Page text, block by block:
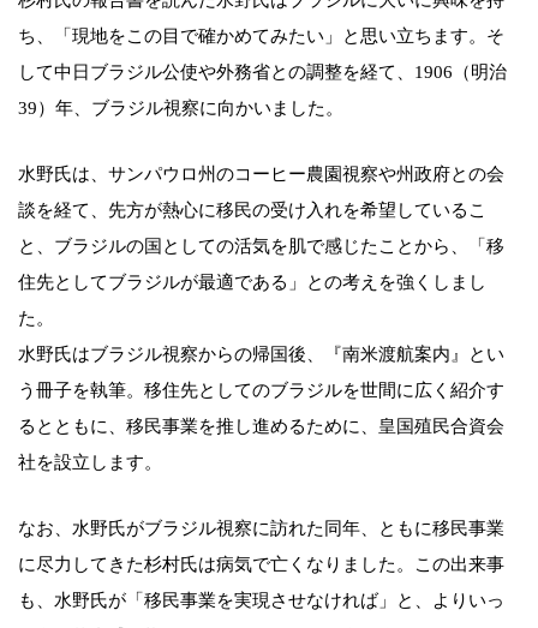
ち、「現地をこの目で確かめてみたい」と思い立ちます。そ
して中日ブラジル公使や外務省との調整を経て、1906（明治
39）年、ブラジル視察に向かいました。
水野氏は、サンパウロ州のコーヒー農園視察や州政府との会
談を経て、先方が熱心に移民の受け入れを希望しているこ
と、ブラジルの国としての活気を肌で感じたことから、「移
住先としてブラジルが最適である」との考えを強くしまし
た。
水野氏はブラジル視察からの帰国後、『南米渡航案内』とい
う冊子を執筆。移住先としてのブラジルを世間に広く紹介す
るとともに、移民事業を推し進めるために、皇国殖民合資会
社を設立します。
なお、水野氏がブラジル視察に訪れた同年、ともに移民事業
に尽力してきた杉村氏は病気で亡くなりました。この出来事
も、水野氏が「移民事業を実現させなければ」と、よりいっ